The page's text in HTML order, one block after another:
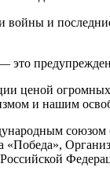
и
ценой
и нашим
«Победа»,